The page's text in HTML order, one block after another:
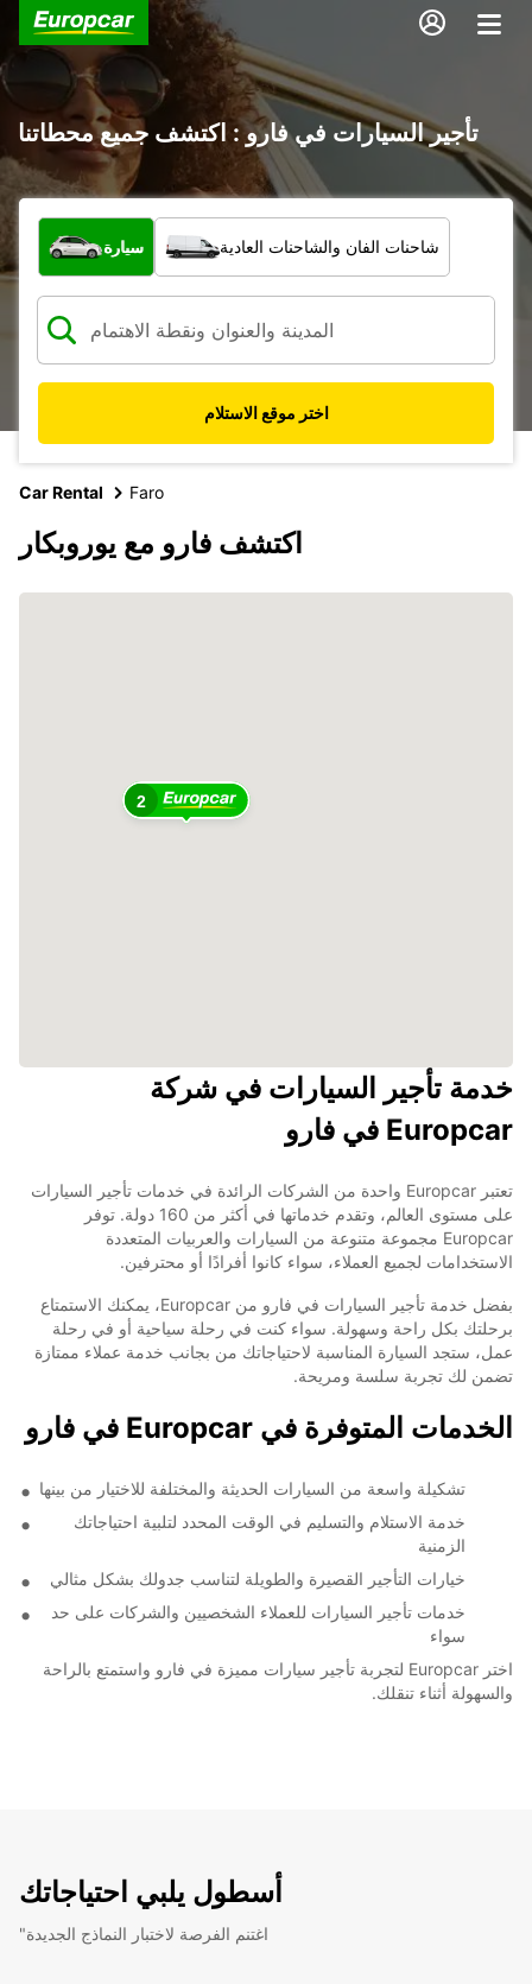
تأجير السيارات في فارو : اكتشف جميع محطاتنا
ما نوع المركبة؟
سيارة شاحنات الفان والشاحنات العادية
اختر موقع الاستلام
Car Rental Faro
اكتشف فارو مع يوروبكار
2
خدمة تأجير السيارات في شركة
Europcar في فارو
تعتبر Europcar واحدة من الشركات الرائدة في خدمات تأجير السيارات
على مستوى العالم، وتقدم خدماتها في أكثر من 160 دولة. توفر
Europcar مجموعة متنوعة من السيارات والعربيات المتعددة
الاستخدامات لجميع العملاء، سواء كانوا أفرادًا أو محترفين.
بفضل خدمة تأجير السيارات في فارو من Europcar، يمكنك الاستمتاع
برحلتك بكل راحة وسهولة. سواء كنت في رحلة سياحية أو في رحلة
عمل، ستجد السيارة المناسبة لاحتياجاتك من بجانب خدمة عملاء ممتازة
تضمن لك تجربة سلسة ومريحة.
الخدمات المتوفرة في Europcar في فارو
تشكيلة واسعة من السيارات الحديثة والمختلفة للاختيار من بينها
خدمة الاستلام والتسليم في الوقت المحدد لتلبية احتياجاتك
الزمنية
خيارات التأجير القصيرة والطويلة لتناسب جدولك بشكل مثالي
خدمات تأجير السيارات للعملاء الشخصيين والشركات على حد
سواء
اختر Europcar لتجربة تأجير سيارات مميزة في فارو واستمتع بالراحة
والسهولة أثناء تنقلك.
أسطول يلبي احتياجاتك
"اغتنم الفرصة لاختبار النماذج الجديدة